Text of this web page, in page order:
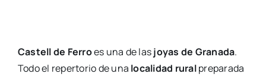
Castell de Ferroes una de lasjoyas de Granada.
Todo el repertorio de una localidad ruralpreparada